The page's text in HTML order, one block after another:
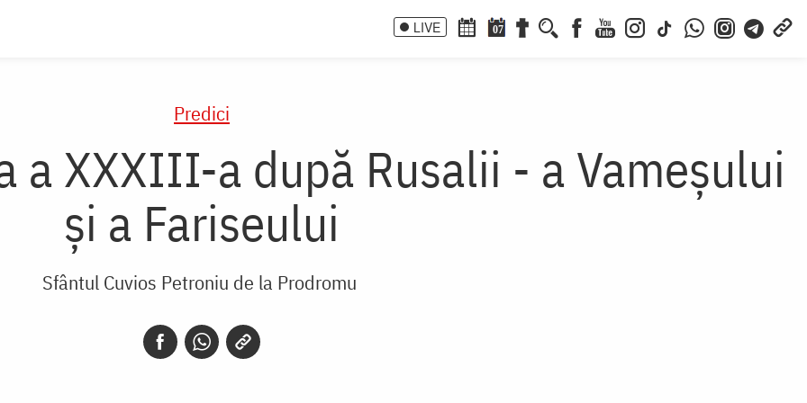
LIVE 07
Predici
a XXXIII-a după Rusalii - a Vameșului
și a Fariseului
Sfântul Cuvios Petroniu de la Prodromu